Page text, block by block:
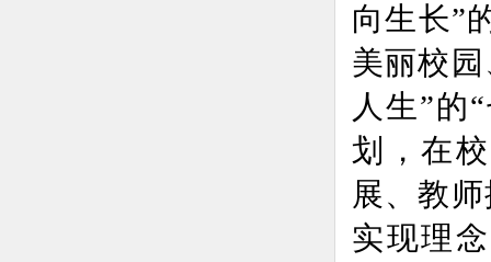
向生长”
美丽校
人生”的
划，在
展、教
实现理